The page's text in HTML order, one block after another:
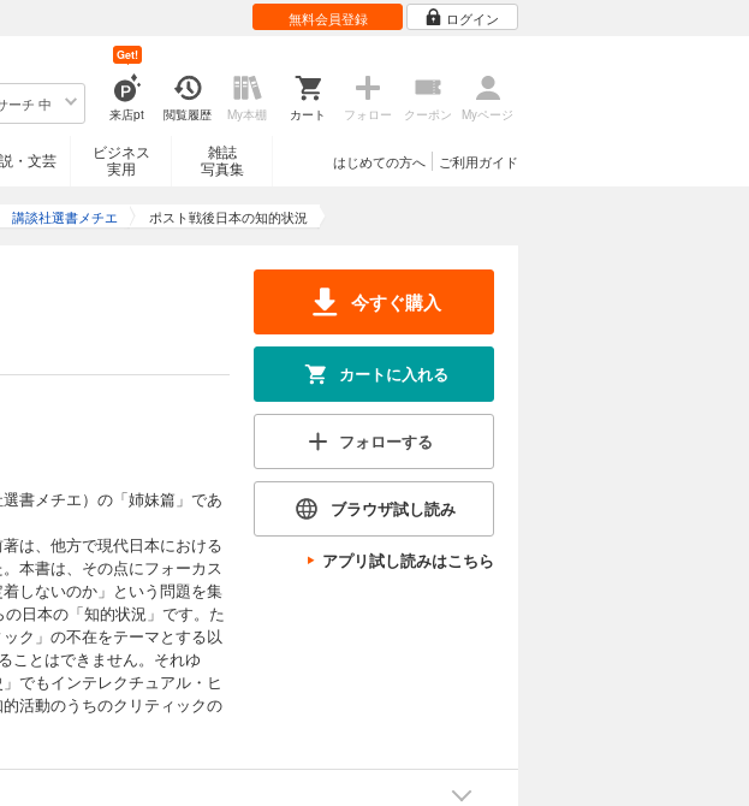
無料会員登録 ログイン
ーチ 中
来店pt
Get!
閲覧履歴 My本棚 カート フォロー クーポン Myページ
・文芸
ビジネス
実用
雑誌
写真集
ご利用ガイド
はじめての方へ
講談社選書メチエ ポスト戦後日本の知的状況
書メチエ）の「姉妹篇」であ
は、他方で現代日本における
本書は、その点にフォーカス
しないのか」という問題を集
日本の「知的状況」です。た
ク」の不在をテーマとする以
ことはできません。それゆ
でもインテレクチュアル・ヒ
活動のうちのクリティックの
てです。それを分析すること
も扱うことになります。つま
今すぐ購入
カートに入れる
フォローする
ブラウザ試し読み
アプリ試し読みはこちら